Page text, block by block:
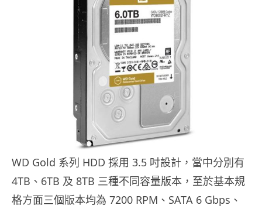
WD Gold 系列 HDD 採用 3.5 吋設計，當中分別有
4TB、6TB 及 8TB 三種不同容量版本，至於基本規
格方面三個版本均為 7200 RPM、SATA 6 Gbps、